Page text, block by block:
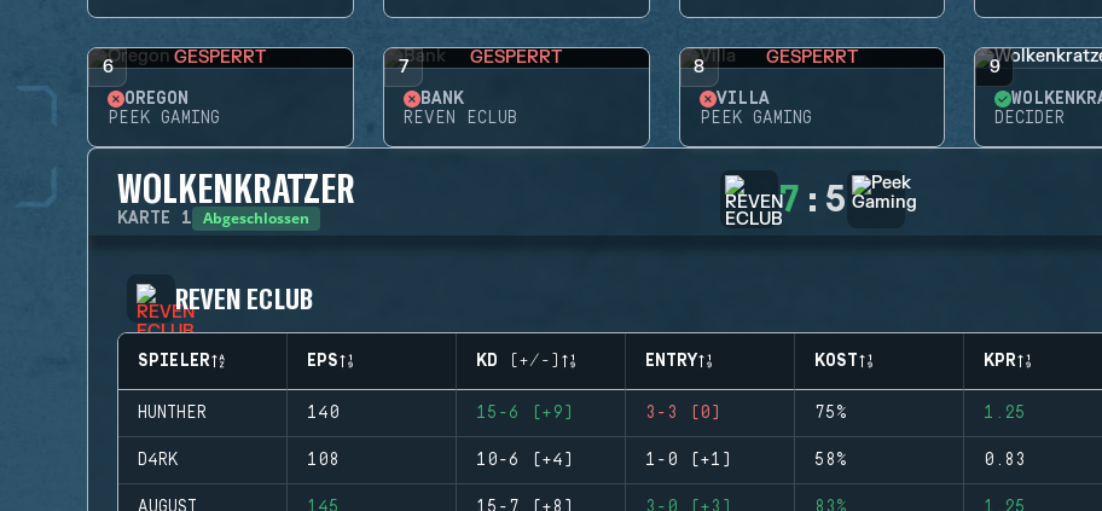
6 GESPERRT
OREGON
PEEK GAMING
7 GESPERRT
BANK
REVEN ECLUB
8 GESPERRT
VILLA
PEEK GAMING
9
DECIDER
WOLKENKRATZER
KARTE 1 Abgeschlossen 7 : 5
REVEN ECLUB
SPIELER EPS KD (+/-) ENTRY KOST KPR
HUNTHER 140 15-6 (+9) 3-3 (0) 75% 1.25
D4RK 108 10-6 (+4) 1-0 (+1) 58% 0.83